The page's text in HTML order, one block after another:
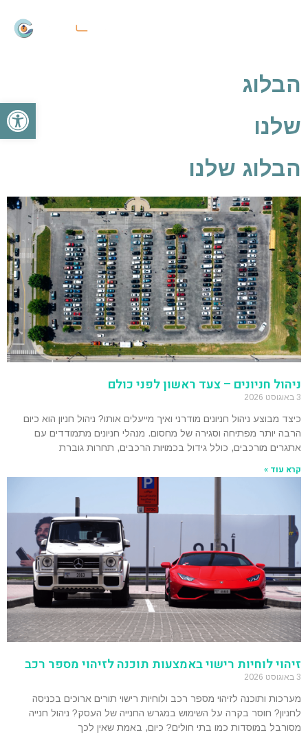
הבלוג
שלנו
הבלוג שלנו
ניהול חניונים – צעד ראשון לפני כולם
3 באוגוסט 2026
כיצד מבוצע ניהול חניונים מודרני ואיך מייעלים אותו? ניהול חניון הוא כיום
הרבה יותר מפתיחה וסגירה של מחסום. מנהלי חניונים מתמודדים עם
אתגרים מורכבים, כולל גידול בכמויות הרכבים, תחרות גוברת
קרא עוד »
זיהוי לוחיות רישוי באמצעות תוכנה לזיהוי מספר רכב
3 באוגוסט 2026
מערכות ותוכנה לזיהוי מספר רכב ולוחיות רישוי תורים ארוכים בכניסה
לחניון? חוסר בקרה על השימוש במגרש החנייה של העסק? ניהול חנייה
מסורבל במוסדות כמו בתי חולים? כיום, באמת שאין לכך